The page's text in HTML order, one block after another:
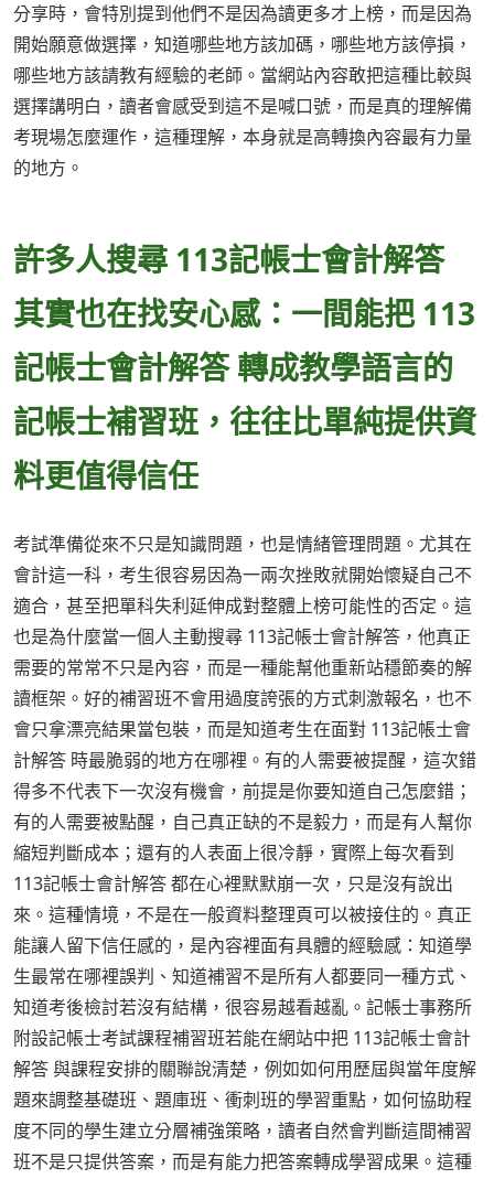
分享時，會特別提到他們不是因為讀更多才上榜，而是因為
開始願意做選擇，知道哪些地方該加碼，哪些地方該停損，
哪些地方該請教有經驗的老師。當網站內容敢把這種比較與
選擇講明白，讀者會感受到這不是喊口號，而是真的理解備
考現場怎麼運作，這種理解，本身就是高轉換內容最有力量
的地方。
許多人搜尋 113記帳士會計解答
其實也在找安心感：一間能把 113
記帳士會計解答 轉成教學語言的
記帳士補習班，往往比單純提供資
料更值得信任
考試準備從來不只是知識問題，也是情緒管理問題。尤其在
會計這一科，考生很容易因為一兩次挫敗就開始懷疑自己不
適合，甚至把單科失利延伸成對整體上榜可能性的否定。這
也是為什麼當一個人主動搜尋 113記帳士會計解答，他真正
需要的常常不只是內容，而是一種能幫他重新站穩節奏的解
讀框架。好的補習班不會用過度誇張的方式刺激報名，也不
會只拿漂亮結果當包裝，而是知道考生在面對 113記帳士會
計解答 時最脆弱的地方在哪裡。有的人需要被提醒，這次錯
得多不代表下一次沒有機會，前提是你要知道自己怎麼錯；
有的人需要被點醒，自己真正缺的不是毅力，而是有人幫你
縮短判斷成本；還有的人表面上很冷靜，實際上每次看到
113記帳士會計解答 都在心裡默默崩一次，只是沒有說出
來。這種情境，不是在一般資料整理頁可以被接住的。真正
能讓人留下信任感的，是內容裡面有具體的經驗感：知道學
生最常在哪裡誤判、知道補習不是所有人都要同一種方式、
知道考後檢討若沒有結構，很容易越看越亂。記帳士事務所
附設記帳士考試課程補習班若能在網站中把 113記帳士會計
解答 與課程安排的關聯說清楚，例如如何用歷屆與當年度解
題來調整基礎班、題庫班、衝刺班的學習重點，如何協助程
度不同的學生建立分層補強策略，讀者自然會判斷這間補習
班不是只提供答案，而是有能力把答案轉成學習成果。這種